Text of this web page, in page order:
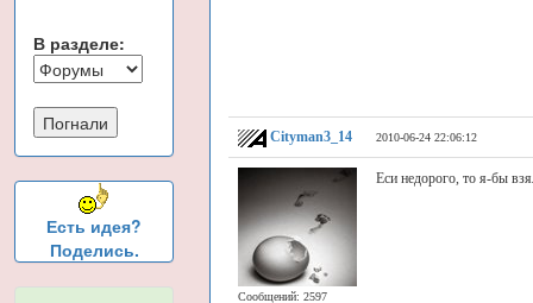
В разделе:
Есть идея?
Поделись.
Cityman3_14 2010-06-24 22:06:12
Сообщений: 2597
Еси недорого, то я-бы